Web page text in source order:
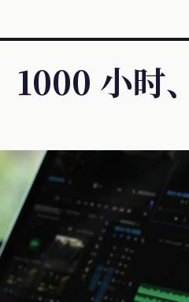
1000 小时